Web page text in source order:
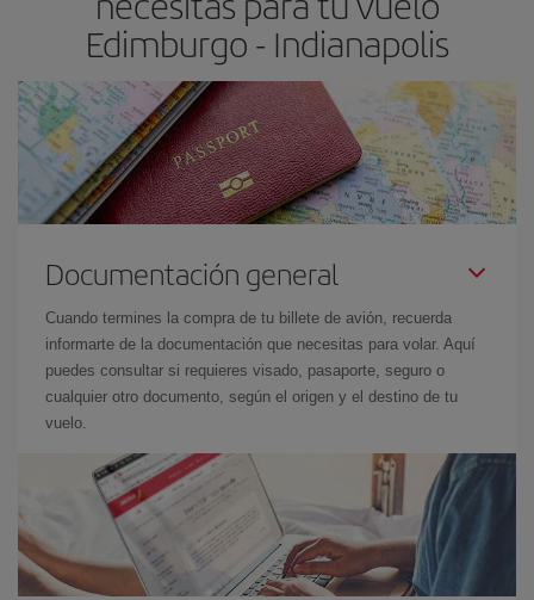
Edimburgo - Indianapolis
Documentación general
Cuando termines la compra de tu billete de avión, recuerda
informarte de la documentación que necesitas para volar. Aquí
puedes consultar si requieres visado, pasaporte, seguro o
cualquier otro documento, según el origen y el destino de tu
vuelo.